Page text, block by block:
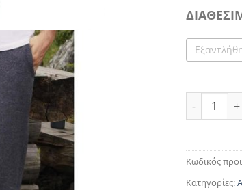
Classic
Κωδικός
Κατηγορίες: